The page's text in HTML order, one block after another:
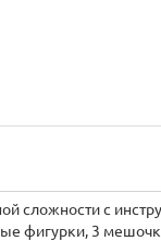
сложности с
фигурки, 3